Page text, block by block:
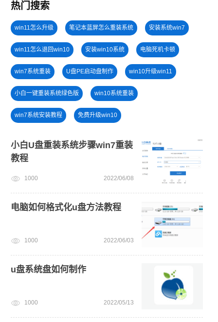
热门搜索
win11怎么升级 笔记本蓝屏怎么重装系统 安装系统win7
win11怎么退回win10 安装win10系统 电脑死机卡顿
win7系统重装 U盘PE启动盘制作 win10升级win11
小白一键重装系统绿色版 win10系统重装
win7系统安装教程 免费升级win10
win11系统重装 win11下载
win11绕过硬件限制安装
小白U盘重装系统步骤win7重装
教程
1000 2022/06/08
电脑如何格式化u盘方法教程
1000 2022/06/03
u盘系统盘如何制作
1000 2022/05/13